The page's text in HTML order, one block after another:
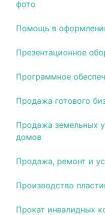
фото
Помощь в
Презентационное
Программное
Продажа готового
Продажа земельных
домов
Продажа, ремонт и
Производство
Прокат инвалидных